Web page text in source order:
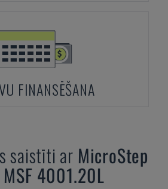
FINANSĒŠANA
saistīti ar MicroStep
4001.20L